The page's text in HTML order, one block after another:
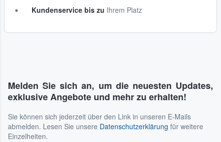
Kundenservice bis zu Ihrem Platz
Melden Sie sich an, um die neuesten Updates,
exklusive Angebote und mehr zu erhalten!
Sie können sich jederzeit über den Link in unseren E-Mails
abmelden. Lesen Sie unsere Datenschutzerklärung für weitere
Einzelheiten.